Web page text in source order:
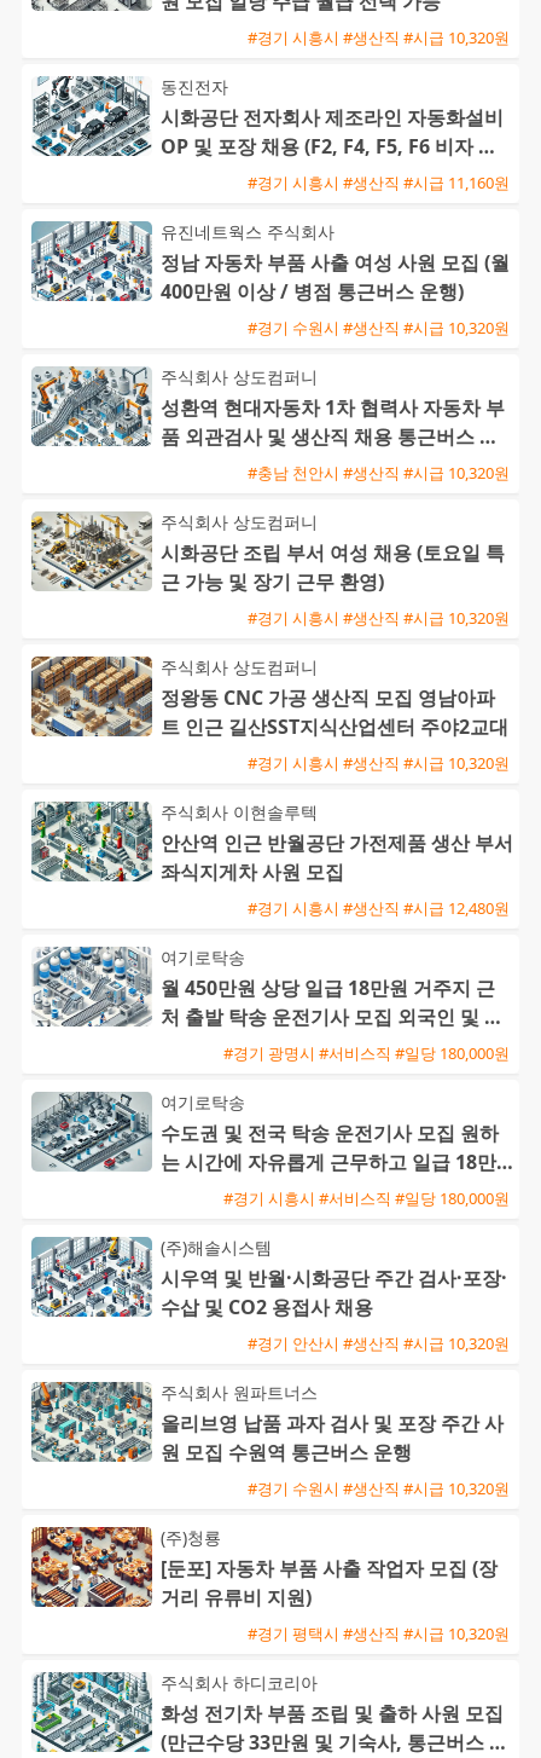
#경기 시흥시 #생산직 #시급 10,320원
동진전자
시화공단 전자회사 제조라인 자동화설비
OP 및 포장 채용 (F2, F4, F5, F6 비자 가
#경기 시흥시 #생산직 #시급 11,160원
유진네트웍스 주식회사
정남 자동차 부품 사출 여성 사원 모집 (월
400만원 이상 / 병점 통근버스 운행)
#경기 수원시 #생산직 #시급 10,320원
주식회사 상도컴퍼니
성환역 현대자동차 1차 협력사 자동차 부
품 외관검사 및 생산직 채용 통근버스 운
#충남 천안시 #생산직 #시급 10,320원
주식회사 상도컴퍼니
시화공단 조립 부서 여성 채용 (토요일 특
근 가능 및 장기 근무 환영)
#경기 시흥시 #생산직 #시급 10,320원
주식회사 상도컴퍼니
정왕동 CNC 가공 생산직 모집 영남아파
트 인근 길산SST지식산업센터 주야2교대
#경기 시흥시 #생산직 #시급 10,320원
주식회사 이현솔루텍
안산역 인근 반월공단 가전제품 생산 부서
좌식지게차 사원 모집
#경기 시흥시 #생산직 #시급 12,480원
여기로탁송
월 450만원 상당 일급 18만원 거주지 근
처 출발 탁송 운전기사 모집 외국인 및 초
#경기 광명시 #서비스직 #일당 180,000원
여기로탁송
수도권 및 전국 탁송 운전기사 모집 원하
는 시간에 자유롭게 근무하고 일급 18만
#경기 시흥시 #서비스직 #일당 180,000원
(주)해솔시스템
시우역 및 반월·시화공단 주간 검사·포장·
수삽 및 CO2 용접사 채용
#경기 안산시 #생산직 #시급 10,320원
주식회사 원파트너스
올리브영 납품 과자 검사 및 포장 주간 사
원 모집 수원역 통근버스 운행
#경기 수원시 #생산직 #시급 10,320원
(주)청룡
[둔포] 자동차 부품 사출 작업자 모집 (장
거리 유류비 지원)
#경기 평택시 #생산직 #시급 10,320원
주식회사 하디코리아
화성 전기차 부품 조립 및 출하 사원 모집
(만근수당 33만원 및 기숙사, 통근버스 제